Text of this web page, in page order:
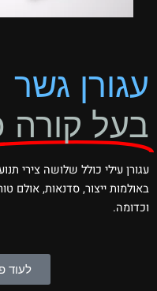
עגורן גשר
בעל קורה
עגורן עילי כולל שלושה צירי
באולמות ייצור, סדנאות, אולם
וכדומה.
לעוד